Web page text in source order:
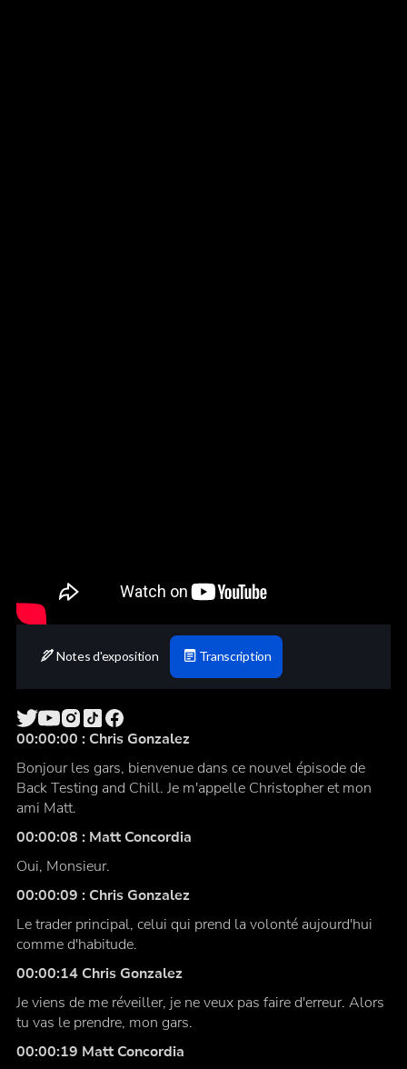
Notes d'exposition Transcription
00:00:00 : Chris Gonzalez
Bonjour les gars, bienvenue dans ce nouvel épisode de
Back Testing and Chill. Je m'appelle Christopher et mon
ami Matt.
00:00:08 : Matt Concordia
Oui, Monsieur.
00:00:09 : Chris Gonzalez
Le trader principal, celui qui prend la volonté aujourd'hui
comme d'habitude.
00:00:14 Chris Gonzalez
Je viens de me réveiller, je ne veux pas faire d'erreur. Alors
tu vas le prendre, mon gars.
00:00:19 Matt Concordia